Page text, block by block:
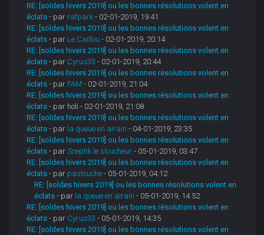
RE: [soldes hivers 2019] ou les bonnes résolutions volent en
éclats - par rafpark - 02-01-2019, 19:41
RE: [soldes hivers 2019] ou les bonnes résolutions volent en
éclats - par Le Caillou - 02-01-2019, 20:14
RE: [soldes hivers 2019] ou les bonnes résolutions volent en
éclats - par Cyrus33 - 02-01-2019, 20:44
RE: [soldes hivers 2019] ou les bonnes résolutions volent en
éclats - par FAM - 02-01-2019, 21:04
RE: [soldes hivers 2019] ou les bonnes résolutions volent en
éclats - par holi - 02-01-2019, 21:08
RE: [soldes hivers 2019] ou les bonnes résolutions volent en
éclats - par la queue en airain - 04-01-2019, 23:35
RE: [soldes hivers 2019] ou les bonnes résolutions volent en
éclats - parSceptik le sloucheur - 05-01-2019, 03:47
RE: [soldes hivers 2019] ou les bonnes résolutions volent en
éclats - par pastouche - 05-01-2019, 04:12
RE: [soldes hivers 2019] ou les bonnes résolutions volent en
éclats - par la queue en airain - 05-01-2019, 14:52
RE: [soldes hivers 2019] ou les bonnes résolutions volent en
éclats - par Cyrus33 - 05-01-2019, 14:35
RE: [soldes hivers 2019] ou les bonnes résolutions volent en